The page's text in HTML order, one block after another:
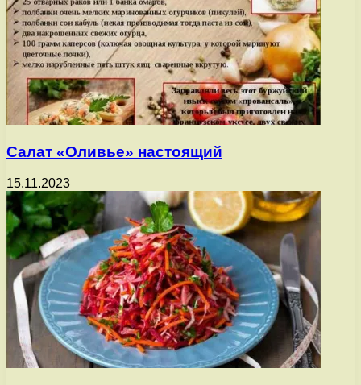
Салат «Оливье» настоящий
15.11.2023